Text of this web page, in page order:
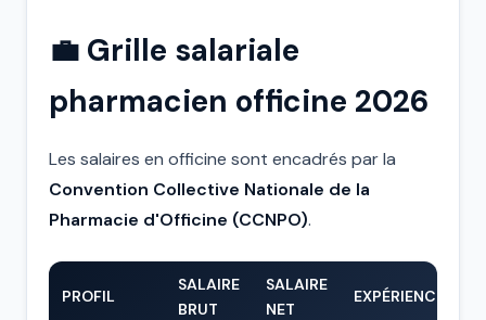
💼 Grille salariale
pharmacien officine 2026
Les salaires en officine sont encadrés par la
Convention Collective Nationale de la
Pharmacie d'Officine (CCNPO).
PROFIL
SALAIRE
BRUT
SALAIRE
NET
EXPÉRIENCE